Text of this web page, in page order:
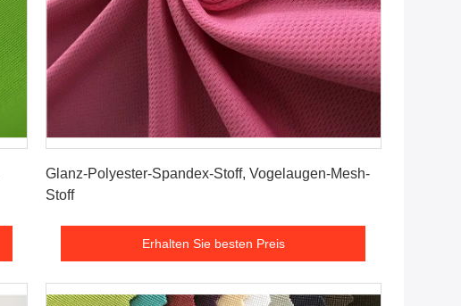
Glanz-Polyester-Spandex-Stoff, Vogelaugen-Mesh-
Stoff
Erhalten Sie besten Preis